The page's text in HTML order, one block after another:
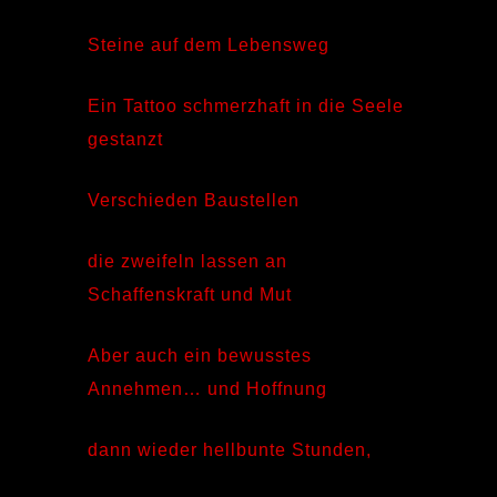
Steine auf dem Lebensweg
Ein Tattoo schmerzhaft in die Seele
gestanzt
Verschieden Baustellen
die zweifeln lassen an
Schaffenskraft und Mut
Aber auch ein bewusstes
Annehmen… und Hoffnung
dann wieder hellbunte Stunden,